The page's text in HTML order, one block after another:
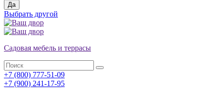
Да
Выбрать другой
Садовая мебель и террасы
+7 (800) 777-51-09
+7 (900) 241-17-95